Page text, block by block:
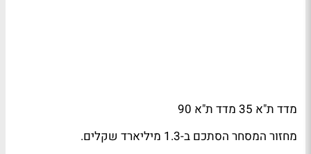
מדד ת"א 35 מדד ת"א 90
מחזור המסחר הסתכם ב-1.3 מיליארד שקלים.